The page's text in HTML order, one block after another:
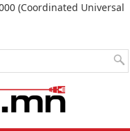
(Coordinated Universal